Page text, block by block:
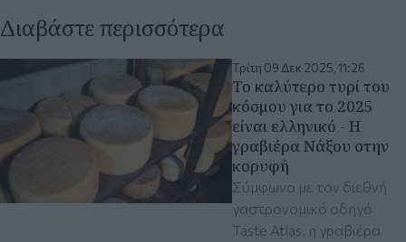
Διαβάστε περισσότερα
Τρίτη 09 Δεκ 2025, 11:26
Το καλύτερο τυρί του
κόσμου για το 2025
είναι ελληνικό - Η
γραβιέρα Νάξου στην
κορυφή
Σύμφωνα με τον διεθνή
γαστρονομικό οδηγό
Taste Atlas, η γραβιέρα